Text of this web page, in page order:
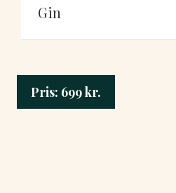
Gin
Pris: 699kr.